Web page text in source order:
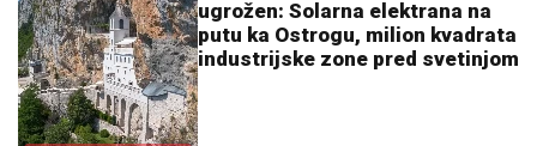
ugrožen: Solarna elektrana na
putu ka Ostrogu, milion kvadrata
industrijske zone pred svetinjom